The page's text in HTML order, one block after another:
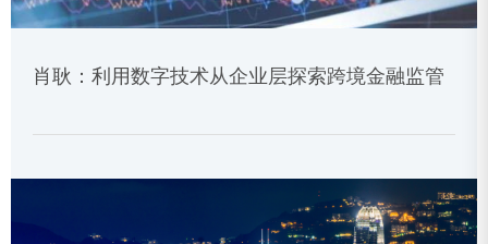
肖耿：利用数字技术从企业层探索跨境金融监管